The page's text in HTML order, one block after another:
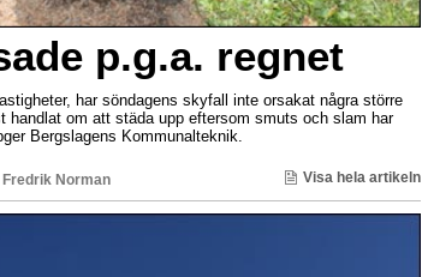
p.g.a. regnet
har söndagens skyfall inte orsakat några större
handlat om att städa upp eftersom smuts och slam har
Bergslagens Kommunalteknik.
Fredrik Norman Visa hela artikeln